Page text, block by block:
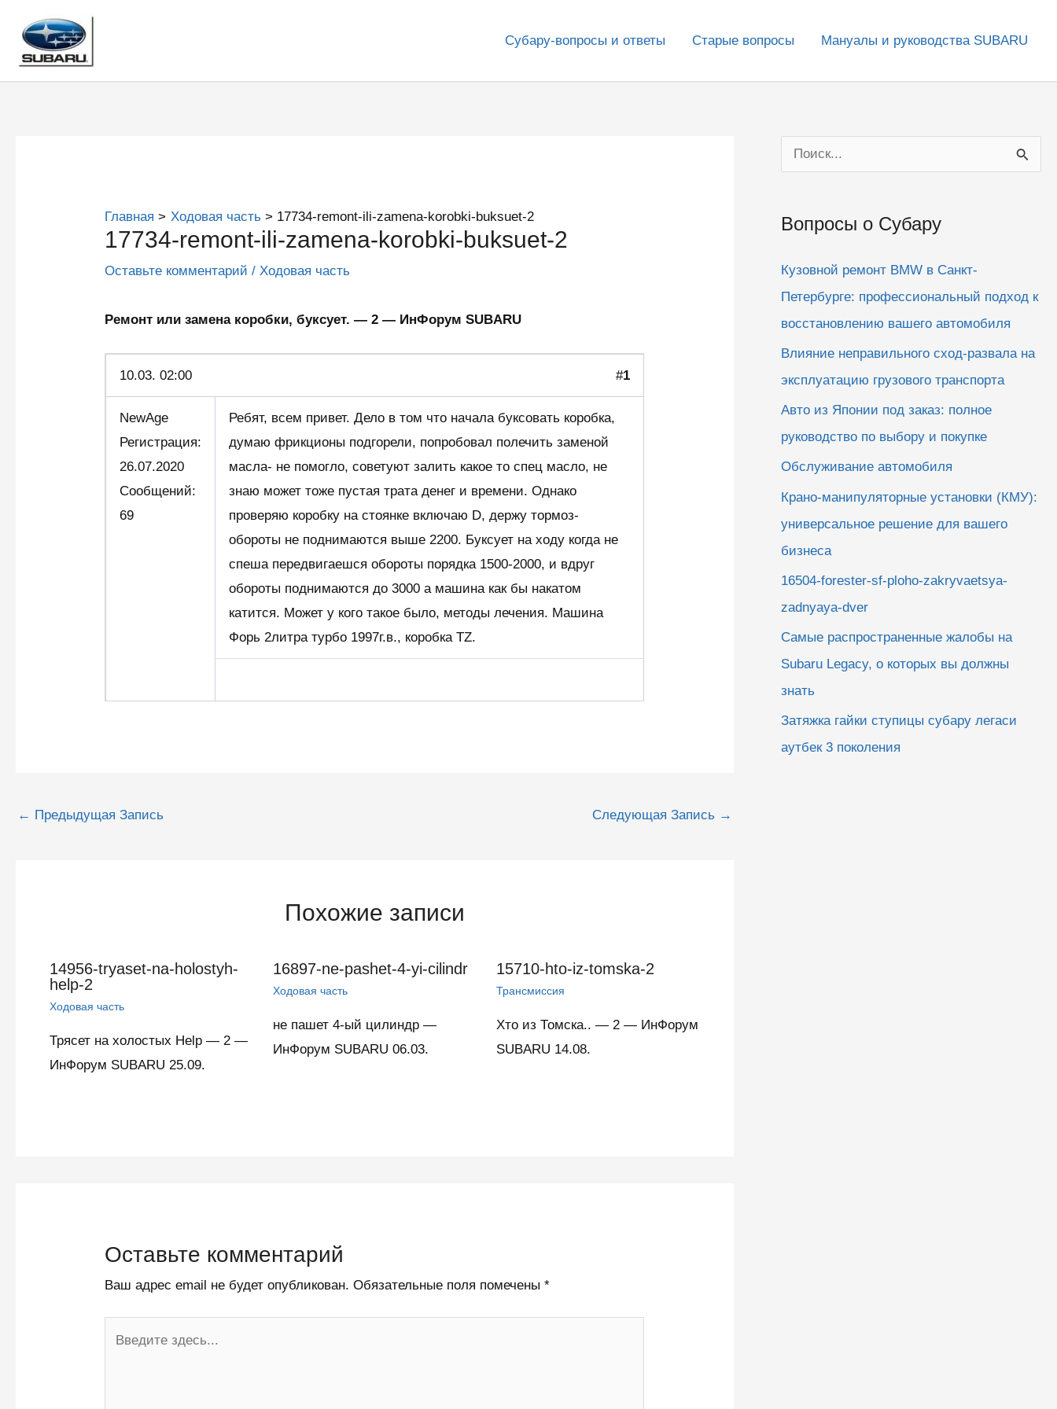
содержимому
Субару-вопросы и ответы Старые вопросы Мануалы и руководства SUBARU
Главная Ходовая часть 17734-remont-ili-zamena-korobki-buksuet-2
17734-remont-ili-zamena-korobki-buksuet-2
Оставьте комментарий / Ходовая часть
Ремонт или замена коробки, буксует. — 2 — ИнФорум SUBARU
10.03. 02:00 #1
NewAge
Регистрация:
26.07.2020
Сообщений:
69
Ребят, всем привет. Дело в том что начала буксовать коробка,
думаю фрикционы подгорели, попробовал полечить заменой
масла- не помогло, советуют залить какое то спец масло, не
знаю может тоже пустая трата денег и времени. Однако
проверяю коробку на стоянке включаю D, держу тормоз-
обороты не поднимаются выше 2200. Буксует на ходу когда не
спеша передвигаешся обороты порядка 1500-2000, и вдруг
обороты поднимаются до 3000 а машина как бы накатом
катится. Может у кого такое было, методы лечения. Машина
Форь 2литра турбо 1997г.в., коробка TZ.
Навигация
← Предыдущая Запись Следующая Запись →
Похожие записи
14956-tryaset-na-holostyh-
help-2
Ходовая часть
Трясет на холостых Help — 2 —
ИнФорум SUBARU 25.09.
16897-ne-pashet-4-yi-cilindr
Ходовая часть
не пашет 4-ый цилиндр —
ИнФорум SUBARU 06.03.
15710-hto-iz-tomska-2
Трансмиссия
Хто из Томска.. — 2 — ИнФорум
SUBARU 14.08.
Оставьте комментарий
Ваш адрес email не будет опубликован. Обязательные поля помечены*
о
с
Вопросы о Субару
Кузовной ремонт BMW в Санкт-
Петербурге: профессиональный подход к
восстановлению вашего автомобиля
Влияние неправильного сход-развала на
эксплуатацию грузового транспорта
Авто из Японии под заказ: полное
руководство по выбору и покупке
Обслуживание автомобиля
Крано-манипуляторные установки (КМУ):
универсальное решение для вашего
бизнеса
16504-forester-sf-ploho-zakryvaetsya-
zadnyaya-dver
Самые распространенные жалобы на
Subaru Legacy, о которых вы должны
знать
Затяжка гайки ступицы субару легаси
аутбек 3 поколения